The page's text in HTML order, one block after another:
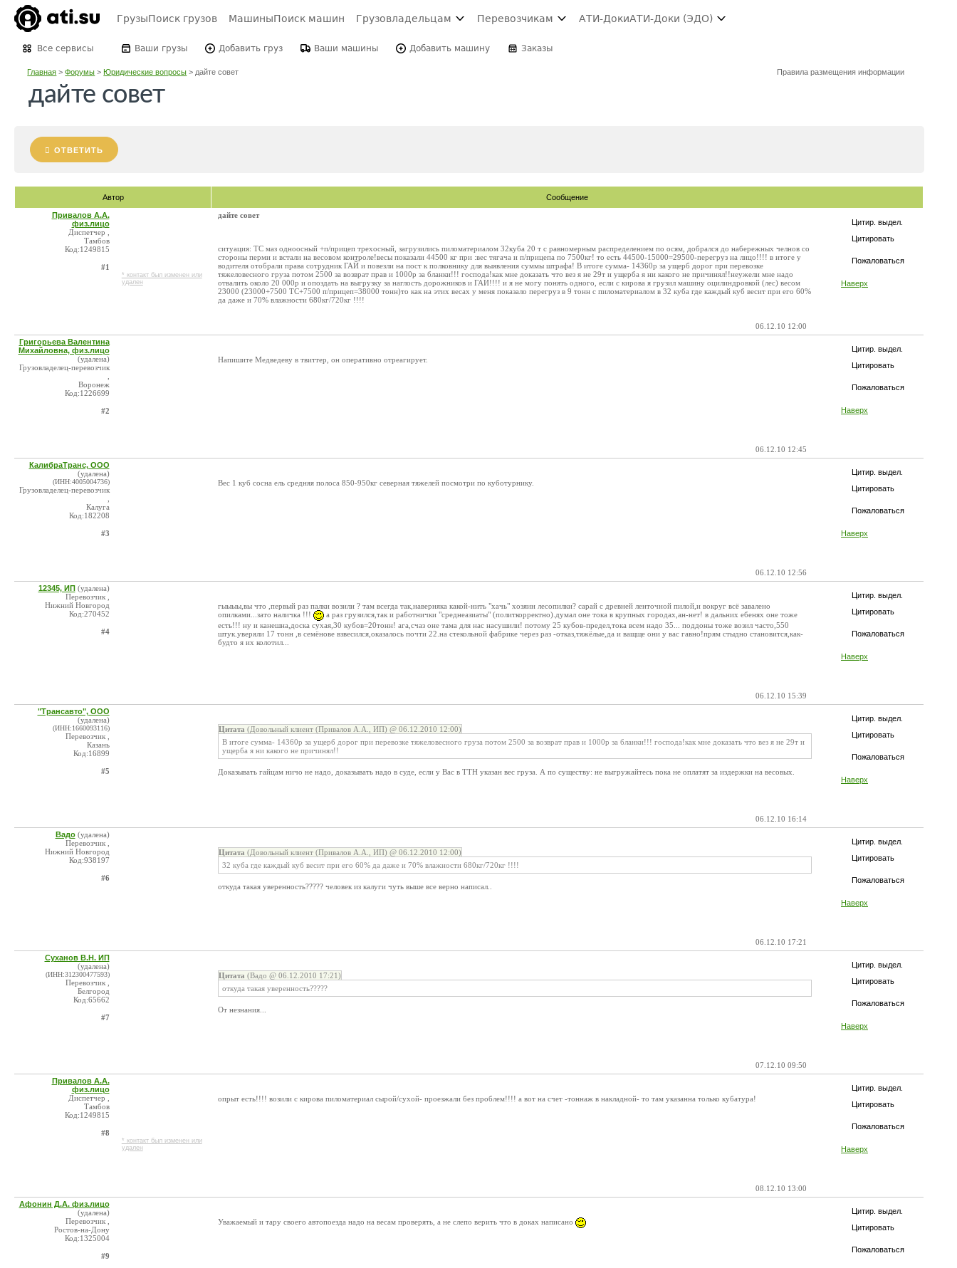
ГрузыПоиск грузов МашиныПоиск машин Грузовладельцам Перевозчикам АТИ-ДокиАТИ-Доки (ЭДО)
Все сервисы Ваши грузы Добавить груз Ваши машины Добавить машину Заказы
Главная >Форумы >Юридические вопросы > дайте совет Правила размещения информации
дайте совет
ОТВЕТИТЬ
Автор Сообщение
Цитир. выдел.
Цитировать
Пожаловаться
Наверх
Привалов А.А.
физ.лицо
Диспетчер ,
Тамбов
Код:1249815
#1
* контакт был изменен или
удален
дайте совет
ситуация: ТС маз одноосный +п/прицеп трехосный, загрузились пиломатериалом 32куба 20 т с равномерным распределением по осям, добрался до набережных челнов со
стороны перми и встали на весовом контроле!весы показали 44500 кг при :вес тягача и п/прицепа по 7500кг! то есть 44500-15000=29500-перегруз на лицо!!!! в итоге у
водителя отобрали права сотрудник ГАЙ и повезли на пост к полковнику для выявления суммы штрафа! В итоге сумма- 14360р за ущерб дорог при перевозке
тяжеловесного груза потом 2500 за возврат прав и 1000р за бланки!!! господа!как мне доказать что вез я не 29т и ущерба я ни какого не причинял!!неужели мне надо
отвалить около 20 000р и опоздать на выгрузку за наглость дорожников и ГАИ!!!! и я не могу понять одного, если с кирова я грузил машину оцилиндровкой (лес) весом
23000 (23000+7500 ТС+7500 п/прицеп=38000 тонн)то как на этих весах у меня показало перегруз в 9 тонн с пиломатериалом в 32 куба где каждый куб весит при его 60%
да даже и 70% влажности 680кг/720кг !!!!
06.12.10 12:00
Цитир. выдел.
Цитировать
Пожаловаться
Наверх
Григорьева Валентина
Михайловна, физ.лицо
(удалена)
Грузовладелец-перевозчик
Воронеж
Код:1226699
#2
Напишите Медведеву в твиттер, он оперативно отреагирует.
06.12.10 12:45
Цитир. выдел.
Цитировать
Пожаловаться
Наверх
КалибраТранс, ООО
(удалена)
(ИНН:4005004736)
Грузовладелец-перевозчик
Калуга
Код:182208
#3
Вес 1 куб сосна ель средняя полоса 850-950кг северная тяжелей посмотри по куботурнику.
06.12.10 12:56
Цитир. выдел.
Цитировать
Пожаловаться
Наверх
12345, ИП (удалена)
Перевозчик ,
Нижний Новгород
Код:270452
#4
гыыыы,вы что ,первый раз палки возили ? там всегда так,наверняка какой-нить "хачь" хозяин лесопилки? сарай с древней ленточной пилой,и вокруг всё завалено
опилками...зато наличка !!!
а раз грузился,так и работнички "среднеазиаты" (политкорректно).думал оне тока в крупных городах,ан-нет! в дальних ебенях оне тоже
есть!!! ну и канешна,доска сухая,30 кубов=20тонн! ага,счаз оне тама для нас насушили! потому 25 кубов-предел,тока всем надо 35... поддоны тоже возил часто,550
штук.уверяли 17 тонн ,в семёнове взвесился,оказалось почти 22.на стекольной фабрике через раз -отказ,тяжёлые,да и ващще они у вас гавно!прям стыдно становится,как-
будто я их колотил...
06.12.10 15:39
Цитир. выдел.
Цитировать
Пожаловаться
Наверх
"Трансавто", ООО
(удалена)
(ИНН:1660093116)
Перевозчик ,
Казань
Код:16899
#5
Цитата (Довольный клиент (Привалов А.А., ИП) @ 06.12.2010 12:00)
В итоге сумма- 14360р за ущерб дорог при перевозке тяжеловесного груза потом 2500 за возврат прав и 1000р за бланки!!! господа!как мне доказать что вез я не 29т и
ущерба я ни какого не причинял!!
Доказывать гайцам ничо не надо, доказывать надо в суде, если у Вас в ТТН указан вес груза. А по существу: не выгружайтесь пока не оплатят за издержки на весовых.
06.12.10 16:14
Цитир. выдел.
Цитировать
Пожаловаться
Наверх
Вадо (удалена)
Перевозчик ,
Нижний Новгород
Код:938197
#6
Цитата (Довольный клиент (Привалов А.А., ИП) @ 06.12.2010 12:00)
32 куба где каждый куб весит при его 60% да даже и 70% влажности 680кг/720кг !!!!
откуда такая уверенность????? человек из калуги чуть выше все верно написал..
06.12.10 17:21
Цитир. выдел.
Цитировать
Пожаловаться
Наверх
Суханов В.Н. ИП
(удалена)
(ИНН:312300477593)
Перевозчик ,
Белгород
Код:65662
#7
Цитата (Вадо @ 06.12.2010 17:21)
откуда такая уверенность?????
От незнания...
07.12.10 09:50
Цитир. выдел.
Цитировать
Пожаловаться
Наверх
Привалов А.А.
физ.лицо
Диспетчер ,
Тамбов
Код:1249815
#8
* контакт был изменен или
удален
опрыт есть!!!! возили с кирова пиломатериал сырой/сухой- проезжали без проблем!!!! а вот на счет -тоннаж в накладной- то там указанна только кубатура!
08.12.10 13:00
Цитир. выдел.
Цитировать
Пожаловаться
Афонин Д.А. физ.лицо
(удалена)
Перевозчик ,
Ростов-на-Дону
Код:1325004
#9
Уважаемый и тару своего автопоезда надо на весам проверять, а не слепо верить что в доках написано